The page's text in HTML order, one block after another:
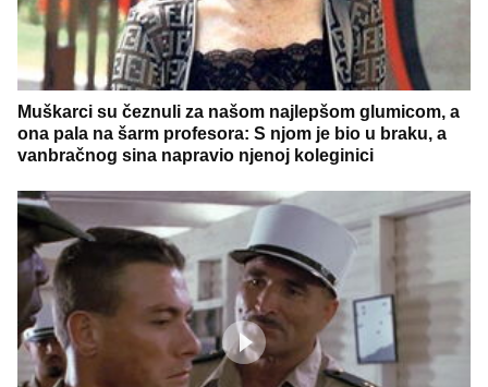
Muškarci su čeznuli za našom najlepšom glumicom, a
ona pala na šarm profesora: S njom je bio u braku, a
vanbračnog sina napravio njenoj koleginici